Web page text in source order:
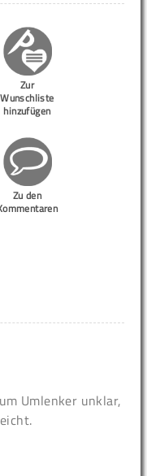
Zur
Wunschliste
hinzufügen
Zu den
Umlenker unklar,